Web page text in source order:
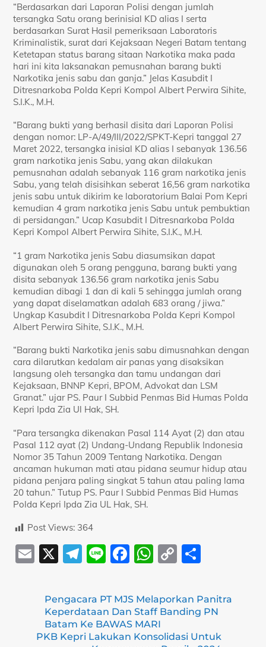
“Berdasarkan dari Laporan Polisi dengan jumlah
tersangka Satu orang berinisial KD alias I serta
berdasarkan Surat Hasil pemeriksaan Laboratoris
Kriminalistik, surat dari Kejaksaan Negeri Batam tentang
Ketetapan status barang sitaan Narkotika maka pada
hari ini kita laksanakan pemusnahan barang bukti
Narkotika jenis sabu dan ganja.” Jelas Kasubdit I
Ditresnarkoba Polda Kepri Kompol Albert Perwira Sihite,
S.I.K., M.H.
“Barang bukti yang berhasil disita dari Laporan Polisi
dengan nomor: LP-A/49/III/2022/SPKT-Kepri tanggal 27
Maret 2022, tersangka inisial KD alias I sebanyak 136.56
gram narkotika jenis Sabu, yang akan dilakukan
pemusnahan adalah sebanyak 116 gram narkotika jenis
Sabu, yang telah disisihkan seberat 16,56 gram narkotika
jenis sabu untuk dikirim ke laboratorium Balai Pom Kepri
kemudian 4 gram narkotika jenis Sabu untuk pembuktian
di persidangan.” Ucap Kasubdit I Ditresnarkoba Polda
Kepri Kompol Albert Perwira Sihite, S.I.K., M.H.
“1 gram Narkotika jenis Sabu diasumsikan dapat
digunakan oleh 5 orang pengguna, barang bukti yang
disita sebanyak 136.56 gram narkotika jenis Sabu
kemudian dibagi 1 dan di kali 5 sehingga jumlah orang
yang dapat diselamatkan adalah 683 orang / jiwa.”
Ungkap Kasubdit I Ditresnarkoba Polda Kepri Kompol
Albert Perwira Sihite, S.I.K., M.H.
“Barang bukti Narkotika jenis sabu dimusnahkan dengan
cara dilarutkan kedalam air panas yang disaksikan
langsung oleh tersangka dan tamu undangan dari
Kejaksaan, BNNP Kepri, BPOM, Advokat dan LSM
Granat.” ujar PS. Paur I Subbid Penmas Bid Humas Polda
Kepri Ipda Zia Ul Hak, SH.
“Para tersangka dikenakan Pasal 114 Ayat (2) dan atau
Pasal 112 ayat (2) Undang-Undang Republik Indonesia
Nomor 35 Tahun 2009 Tentang Narkotika. Dengan
ancaman hukuman mati atau pidana seumur hidup atau
pidana penjara paling singkat 5 tahun atau paling lama
20 tahun.” Tutup PS. Paur I Subbid Penmas Bid Humas
Polda Kepri Ipda Zia UL Hak, SH.
Post Views: 364
E
ai
X
T
e
gr
a
Li
e
F
c
e
b
W
at
s
A
C
p
y
Li
ar
e
Pengacara PT MJS Melaporkan Panitra
Keperdataan Dan Staff Banding PN
Batam Ke BAWAS MARI
PKB Kepri Lakukan Konsolidasi Untuk